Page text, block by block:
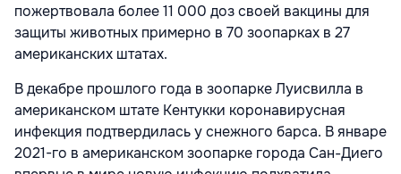
пожертвовала более 11 000 доз своей вакцины для
защиты животных примерно в 70 зоопарках в 27
американских штатах.
В декабре прошлого года в зоопарке Луисвилла в
американском штате Кентукки коронавирусная
инфекция подтвердилась у снежного барса. В январе
2021-го в американском зоопарке города Сан-Диего